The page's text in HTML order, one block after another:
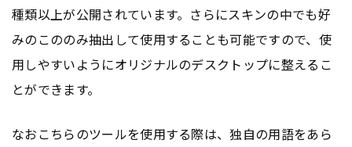
種類以上が公開されています。さらにスキンの中でも好
みのこののみ抽出して使用することも可能ですので、使
用しやすいようにオリジナルのデスクトップに整えるこ
とができます。
なおこちらのツールを使用する際は、独自の用語をあら